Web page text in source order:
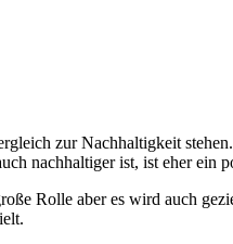
zur Nachhaltigkeit
nachhaltiger ist, ist eher ein
Rolle aber es wird auch